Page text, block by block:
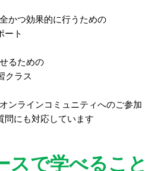
かつ効果的に行うための
ート
るための
クラス
ンラインコミュニティへのご参加
問にも対応しています
スで学べること